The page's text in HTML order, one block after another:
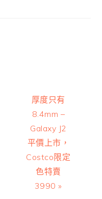
Next
Post:
厚度只有
8.4mm –
Galaxy J2
平價上市，
Costco限定
色特賣
3990 »